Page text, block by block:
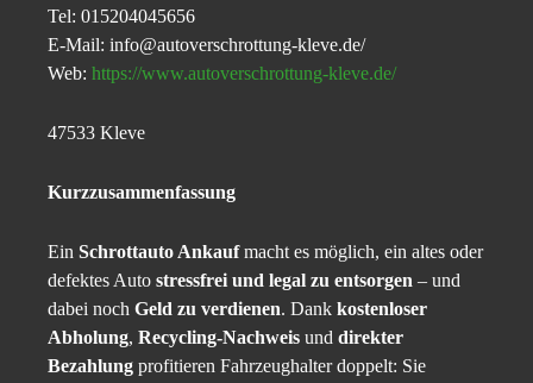
Tel: 015204045656
E-Mail: info@autoverschrottung-kleve.de/
Web: https://www.autoverschrottung-kleve.de/
47533 Kleve
Kurzzusammenfassung
Ein Schrottauto Ankaufmacht es möglich, ein altes oder
defektes Auto stressfrei und legal zu entsorgen – und
dabei noch Geld zu verdienen. Dank kostenloser
Abholung, Recycling-Nachweis und direkter
Bezahlung profitieren Fahrzeughalter doppelt: Sie